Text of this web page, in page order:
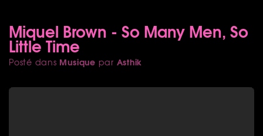
Miquel Brown - So Many Men, So
Little Time
Posté dans Musique par Asthik